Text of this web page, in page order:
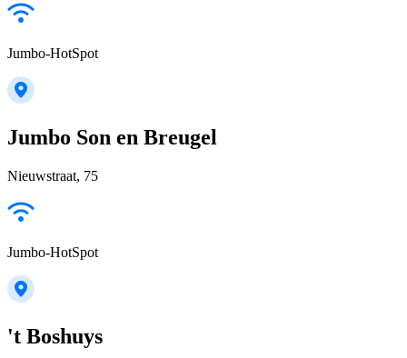
Jumbo-HotSpot
Jumbo Son en Breugel
Nieuwstraat, 75
Jumbo-HotSpot
't Boshuys